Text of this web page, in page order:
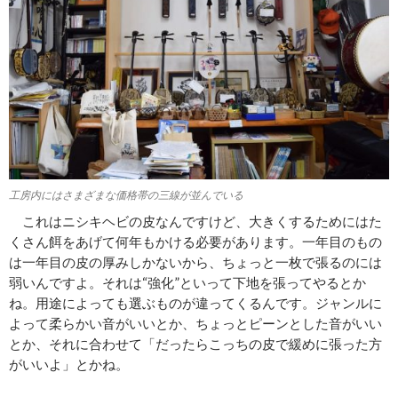
工房内にはさまざまな価格帯の三線が並んでいる
これはニシキヘビの皮なんですけど、大きくするためにはた
くさん餌をあげて何年もかける必要があります。一年目のもの
は一年目の皮の厚みしかないから、ちょっと一枚で張るのには
弱いんですよ。それは“強化”といって下地を張ってやるとか
ね。用途によっても選ぶものが違ってくるんです。ジャンルに
よって柔らかい音がいいとか、ちょっとピーンとした音がいい
とか、それに合わせて「だったらこっちの皮で緩めに張った方
がいいよ」とかね。